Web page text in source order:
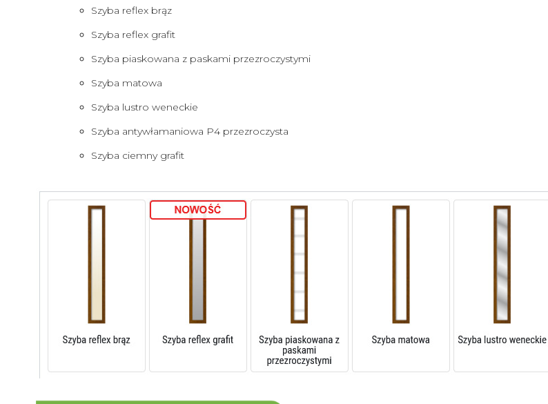
Szyba reflex brąz
Szyba reflex grafit
Szyba piaskowana z paskami przezroczystymi
Szyba matowa
Szyba lustro weneckie
Szyba antywłamaniowa P4 przezroczysta
Szyba ciemny grafit